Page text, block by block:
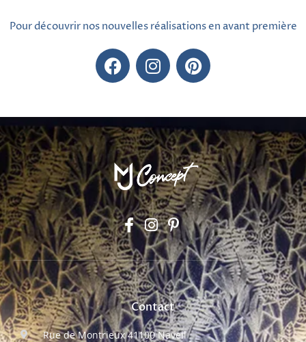
Pour découvrir nos nouvelles réalisations en avant première
Contact
Rue de Montrieux 41100 Naveil